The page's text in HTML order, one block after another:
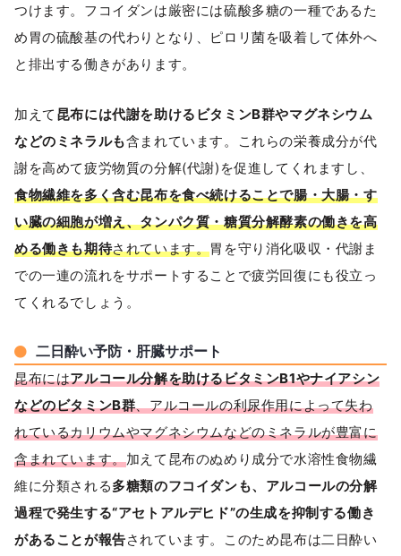
つけます。フコイダンは厳密には硫酸多糖の一種であるた
め胃の硫酸基の代わりとなり、ピロリ菌を吸着して体外へ
と排出する働きがあります。
加えて 昆布には代謝を助けるビタミンB群やマグネシウム
などのミネラルも含まれています。これらの栄養成分が代
謝を高めて疲労物質の分解(代謝)を促進してくれますし、
食物繊維を多く含む昆布を食べ続けることで腸・大腸・す
い臓の細胞が増え、タンパク質・糖質分解酵素の働きを高
める働きも期待されています。胃を守り消化吸収・代謝ま
での一連の流れをサポートすることで疲労回復にも役立っ
てくれるでしょう。
二日酔い予防・肝臓サポート
昆布にはアルコール分解を助けるビタミンB1やナイアシン
などのビタミンB群、アルコールの利尿作用によって失わ
れているカリウムやマグネシウムなどのミネラルが豊富に
含まれています。加えて昆布のぬめり成分で水溶性食物繊
維に分類される多糖類のフコイダンも、アルコールの分解
過程で発生する“アセトアルデヒド”の生成を抑制する働き
があることが報告されています。このため昆布は二日酔い